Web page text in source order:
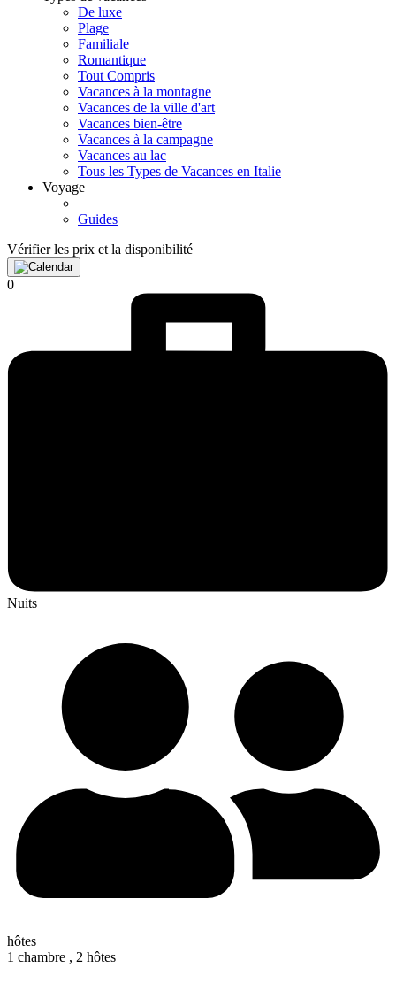
De luxe
Plage
Familiale
Romantique
Tout Compris
Vacances à la montagne
Vacances de la ville d'art
Vacances bien-être
Vacances à la campagne
Vacances au lac
Tous les Types de Vacances en Italie
Voyage
Guides
Vérifier les prix et la disponibilité
0
Nuits
hôtes
1 chambre , 2 hôtes